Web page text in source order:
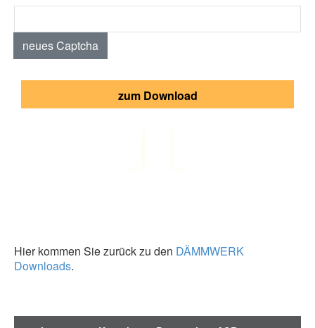
neues Captcha
zum Download
Hier kommen Sie zurück zu den DÄMMWERK
Downloads.